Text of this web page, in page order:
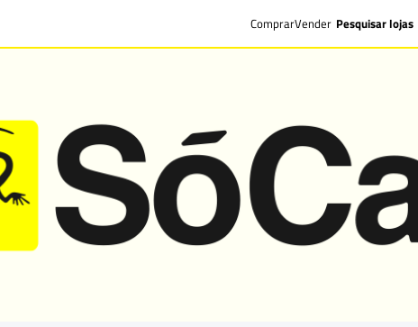
ComprarVender Pesquisar lojas